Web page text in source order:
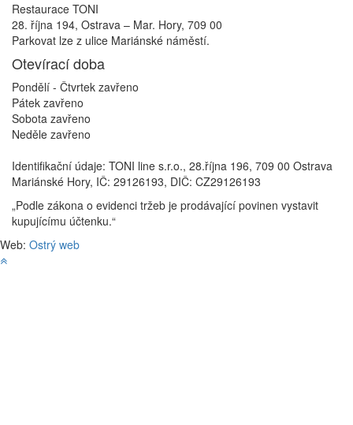
Restaurace TONI
28. října 194, Ostrava – Mar. Hory, 709 00
Parkovat lze z ulice Mariánské náměstí.
Otevírací doba
Pondělí - Čtvrtek zavřeno
Pátek zavřeno
Sobota zavřeno
Neděle zavřeno
Identifikační údaje: TONI line s.r.o., 28.října 196, 709 00 Ostrava
Mariánské Hory, IČ: 29126193, DIČ: CZ29126193
„Podle zákona o evidenci tržeb je prodávající povinen vystavit
kupujícímu účtenku.“
Web: Ostrý web